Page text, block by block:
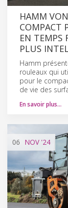
HAMM
COMPACT
EN TEMPS
PLUS
Hamm
rouleaux qui
pour le
de vie des
En savoir plus…
06 NOV'24